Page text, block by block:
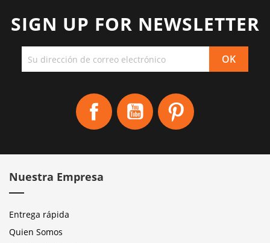
SIGN UP FOR NEWSLETTER
Facebook YouTube
Nuestra Empresa
Entrega rápida
Quien Somos